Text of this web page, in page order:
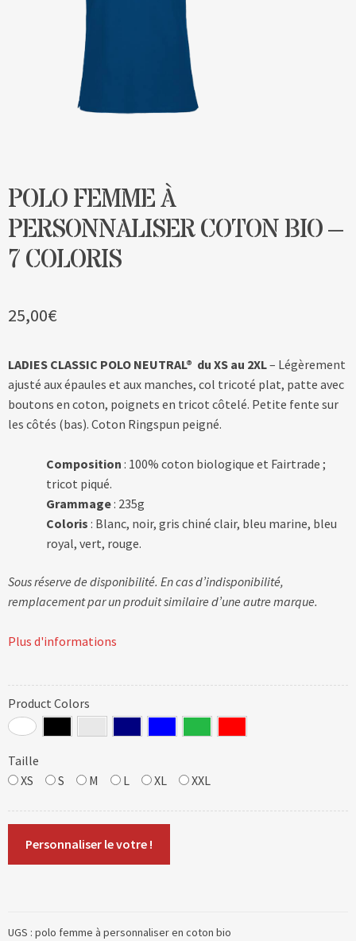
Contact & devis
POLO FEMME À
PERSONNALISER COTON BIO –
7 COLORIS
25,00€
LADIES CLASSIC POLO NEUTRAL® du XS au 2XL– Légèrement
ajusté aux épaules et aux manches, col tricoté plat, patte avec
boutons en coton, poignets en tricot côtelé. Petite fente sur
les côtés (bas). Coton Ringspun peigné.
Composition : 100% coton biologique et Fairtrade ;
tricot piqué.
Grammage : 235g
Coloris : Blanc, noir, gris chiné clair, bleu marine, bleu
royal, vert, rouge.
Sous réserve de disponibilité. En cas d’indisponibilité,
remplacement par un produit similaire d’une autre marque.
Plus d'informations
Product Colors
Taille
XS
S M L XL XXL
Personnaliser le votre !
UGS : polo femme à personnaliser en coton bio